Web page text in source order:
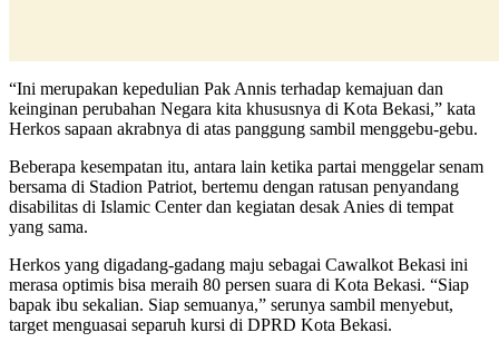
“Ini merupakan kepedulian Pak Annis terhadap kemajuan dan
keinginan perubahan Negara kita khususnya di Kota Bekasi,” kata
Herkos sapaan akrabnya di atas panggung sambil menggebu-gebu.
Beberapa kesempatan itu, antara lain ketika partai menggelar senam
bersama di Stadion Patriot, bertemu dengan ratusan penyandang
disabilitas di Islamic Center dan kegiatan desak Anies di tempat
yang sama.
Herkos yang digadang-gadang maju sebagai Cawalkot Bekasi ini
merasa optimis bisa meraih 80 persen suara di Kota Bekasi. “Siap
bapak ibu sekalian. Siap semuanya,” serunya sambil menyebut,
target menguasai separuh kursi di DPRD Kota Bekasi.